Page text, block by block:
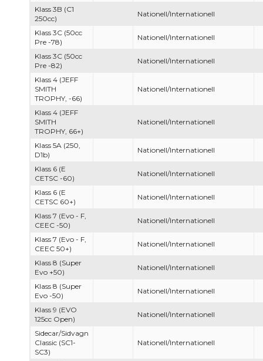
Klass 3B (C1
250cc)
Nationell/Internationell
Klass 3C (50cc
Pre -78)
Nationell/Internationell
Klass 3C (50cc
Pre -82)
Nationell/Internationell
Klass 4 (JEFF
SMITH
TROPHY, -66)
Nationell/Internationell
Klass 4 (JEFF
SMITH
TROPHY, 66+)
Nationell/Internationell
Klass 5A (250,
D1b)
Nationell/Internationell
Klass 6 (E
CETSC -60)
Nationell/Internationell
Klass 6 (E
CETSC 60+)
Nationell/Internationell
Klass 7 (Evo - F,
CEEC -50)
Nationell/Internationell
Klass 7 (Evo - F,
CEEC 50+)
Nationell/Internationell
Klass 8 (Super
Evo +50)
Nationell/Internationell
Klass 8 (Super
Evo -50)
Nationell/Internationell
Klass 9 (EVO
125cc Open)
Nationell/Internationell
Sidecar/Sidvagn
Classic (SC1-
SC3)
Nationell/Internationell